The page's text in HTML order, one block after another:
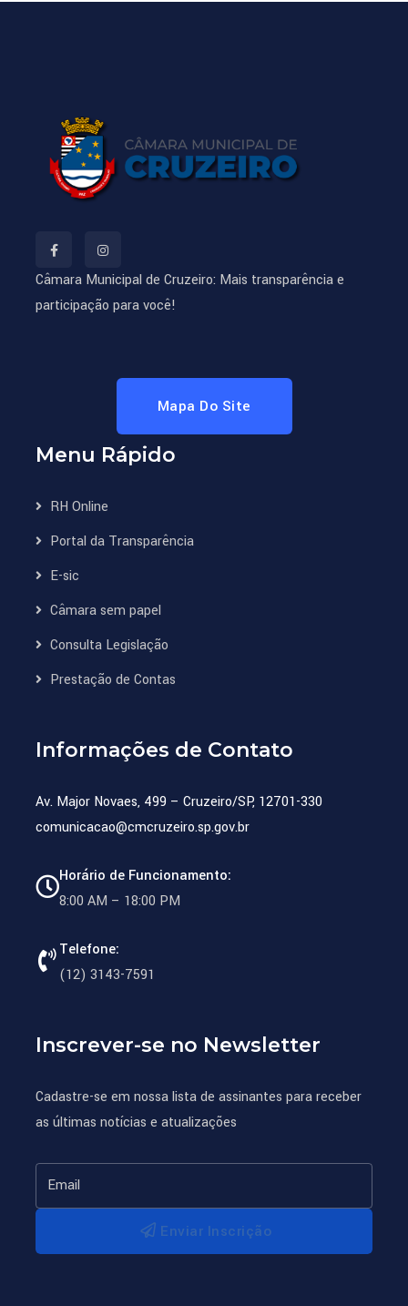
Câmara Municipal de Cruzeiro: Mais transparência e
participação para você!
Mapa Do Site
Menu Rápido
RH Online
Portal da Transparência
E-sic
Câmara sem papel
Consulta Legislação
Prestação de Contas
Informações de Contato
Av. Major Novaes, 499 – Cruzeiro/SP, 12701-330
comunicacao@cmcruzeiro.sp.gov.br
Horário de Funcionamento:
8:00 AM – 18:00 PM
Telefone:
(12) 3143-7591
Inscrever-se no Newsletter
Cadastre-se em nossa lista de assinantes para receber
as últimas notícias e atualizações
Enviar Inscrição